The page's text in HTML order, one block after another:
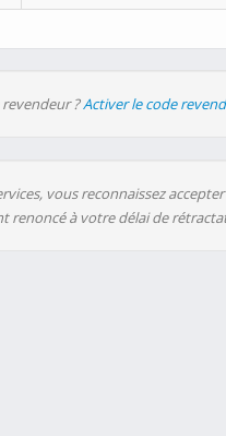
?Activer le code
vous reconnaissez
renoncé à votre délai de